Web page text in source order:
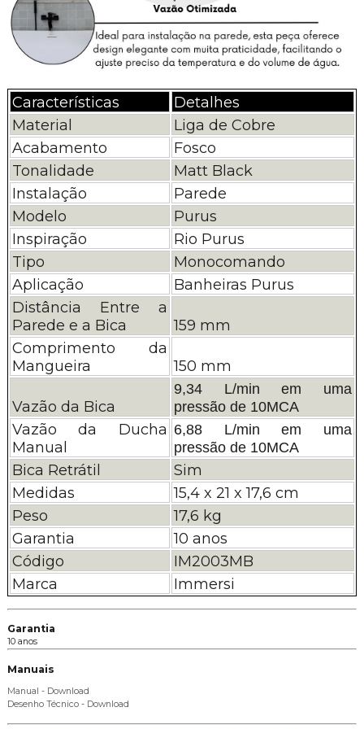
Características
Detalhes
Material
Liga de Cobre
Acabamento
Fosco
Tonalidade
Matt Black
Instalação
Parede
Modelo
Purus
Inspiração
Rio Purus
Tipo
Monocomando
Aplicação
Banheiras Purus
Distância Entre a
Parede e a Bica
159 mm
Comprimento da
Mangueira
150 mm
Vazão da Bica
9,34 L/min em uma
pressão de 10MCA
Vazão da Ducha
Manual
6,88 L/min em uma
pressão de 10MCA
Bica Retrátil
Sim
Medidas
15,4 x 21 x 17,6 cm
Peso
17,6 kg
Garantia
10 anos
Código
IM2003MB
Marca
Immersi
Garantia
10 anos
Manuais
Manual - Download
Desenho Técnico - Download